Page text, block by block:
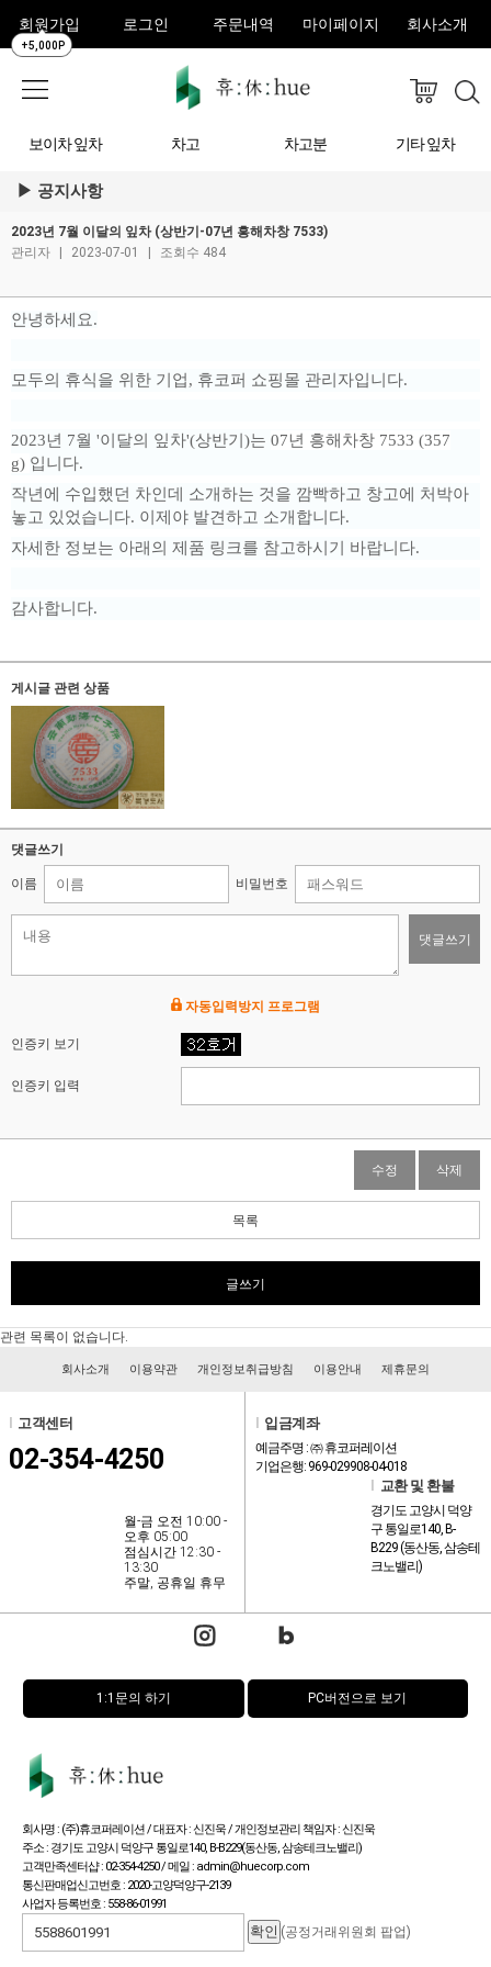
회원가입
+5,000P
로그인 주문내역 마이페이지 회사소개
보이차 잎차 차고 차고분 기타 잎차
공지사항
2023년 7월 이달의 잎차 (상반기-07년 흥해차창 7533)
관리자
2023-07-01 조회수 484
안녕하세요.
모두의 휴식을 위한 기업, 휴코퍼 쇼핑몰 관리자입니다.
2023년 7월 '이달의 잎차'(상반기)는 07년 흥해차창 7533 (357
g) 입니다.
작년에 수입했던 차인데 소개하는 것을 깜빡하고 창고에 처박아
놓고 있었습니다. 이제야 발견하고 소개합니다.
자세한 정보는 아래의 제품 링크를 참고하시기 바랍니다.
감사합니다.
게시글 관련 상품
댓글쓰기
이름 비밀번호
댓글쓰기
자동입력방지 프로그램
인증키 보기
인증키 입력
수정 삭제
목록
글쓰기
관련 목록이 없습니다.
회사소개 이용약관 개인정보취급방침 이용안내 제휴문의
고객센터
02-354-4250
월-금 오전 10:00 -
오후 05:00
점심시간 12:30 -
13:30
주말, 공휴일 휴무
입금계좌
예금주명 : ㈜ 휴코퍼레이션
기업은행: 969-029908-04-018
교환 및 환불
경기도 고양시 덕양
구 통일로140, B-
B229 (동산동, 삼송테
크노밸리)
1:1문의 하기 PC버전으로 보기
회사명 : (주)휴코퍼레이션 / 대표자 : 신진욱 / 개인정보관리 책임자 : 신진욱
주소 : 경기도 고양시 덕양구 통일로140, B-B229(동산동, 삼송테크노밸리)
고객만족센터샵 : 02-354-4250 / 메일 : admin@huecorp.com
통신판매업신고번호 : 2020-고양덕양구-2139
사업자 등록번호 : 558-86-01991
(공정거래위원회 팝업)